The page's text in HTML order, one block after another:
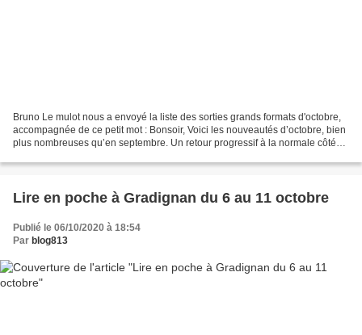
Bruno Le mulot nous a envoyé la liste des sorties grands formats d'octobre,
accompagnée de ce petit mot : Bonsoir, Voici les nouveautés d’octobre, bien
plus nombreuses qu’en septembre. Un retour progressif à la normale côté
Lire en poche à Gradignan du 6 au 11 octobre
Publié le 06/10/2020 à 18:54
Par blog813